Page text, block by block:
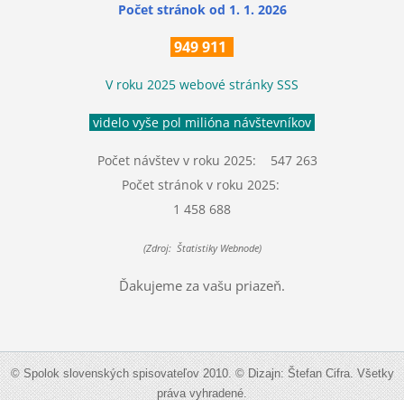
Počet stránok od 1. 1. 2026
949 911
V roku 2025 webové stránky SSS
videlo vyše pol milióna návštevníkov
Počet návštev v roku 2025: 547 263
Počet stránok v roku 2025:
1 458 688
(Zdroj: Štatistiky Webnode)
Ďakujeme za vašu priazeň.
© Spolok slovenských spisovateľov 2010. © Dizajn: Štefan Cifra. Všetky
práva vyhradené.